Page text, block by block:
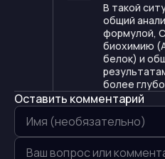
В такой
общий
формулой,
биохимию
белок) и
более
Оставить комментарий